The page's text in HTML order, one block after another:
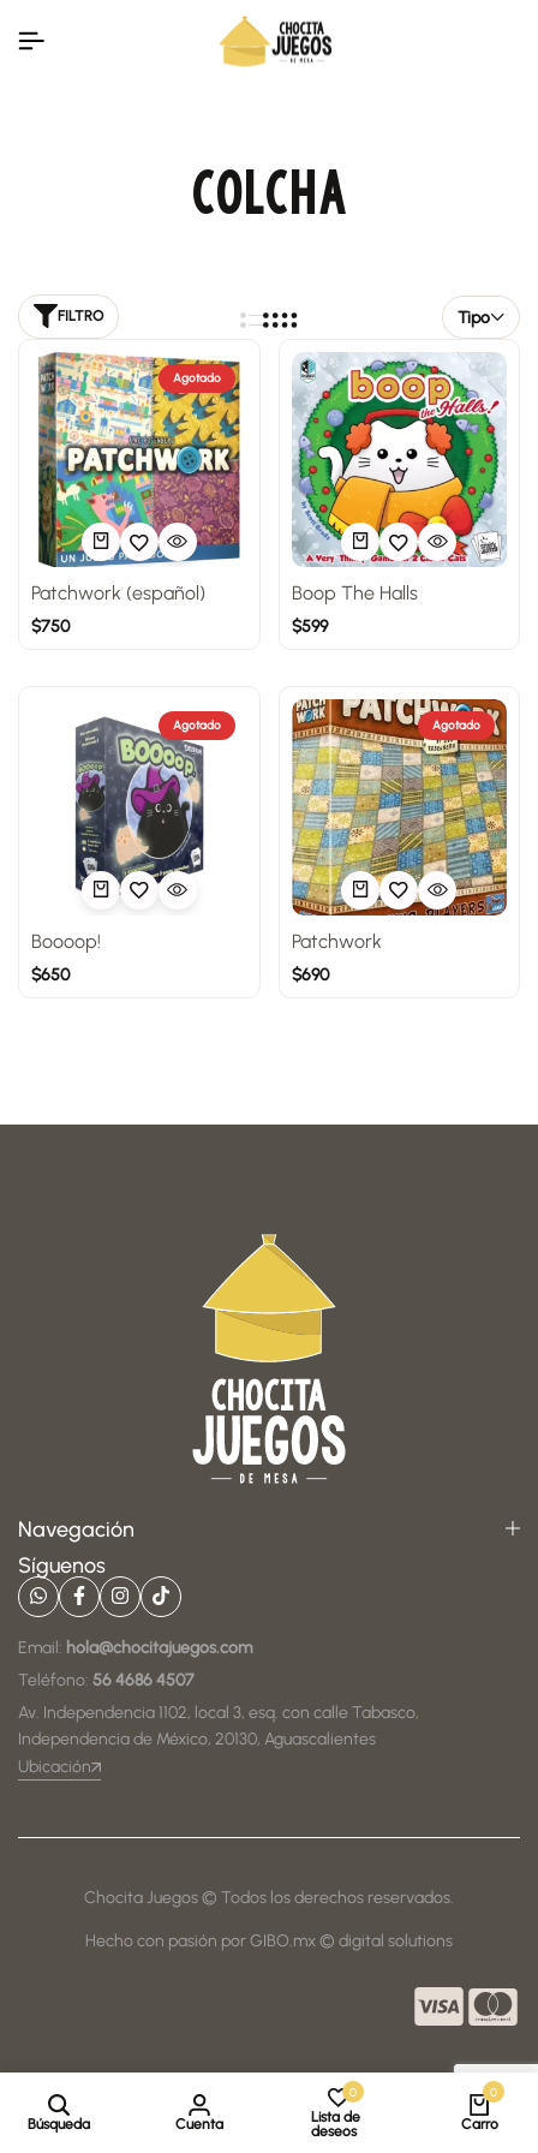
COLCHA
FILTRO Tipo
Agotado
Patchwork (español)
$750
Boop The Halls
$599
Agotado
Boooop!
$650
Agotado
Patchwork
$690
Navegación
Síguenos
Email: hola@chocitajuegos.com
Teléfono: 56 4686 4507
Av. Independencia 1102, local 3, esq. con calle Tabasco,
Independencia de México, 20130, Aguascalientes
Ubicación
Chocita Juegos © Todos los derechos reservados.
Hecho con pasión por GIBO.mx © digital solutions
Búsqueda Cuenta
0
Lista de
deseos
0
Carro